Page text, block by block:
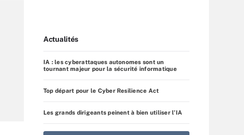
Actualités
IA : les cyberattaques autonomes sont un
tournant majeur pour la sécurité informatique
Top départ pour le Cyber Resilience Act
Les grands dirigeants peinent à bien utiliser l’IA